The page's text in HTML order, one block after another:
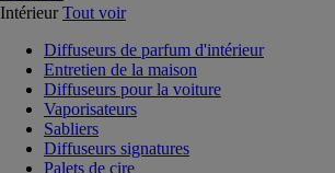
Intérieur Tout voir
Diffuseurs de parfum d'intérieur
Entretien de la maison
Diffuseurs pour la voiture
Vaporisateurs
Sabliers
Diffuseurs signatures
Palets de cire